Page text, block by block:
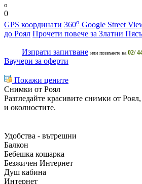
o
0
GPS координати 360o Google Street
до Роял Прочети повече за Златни
Изпрати запитване или позвънете на 02/
Ваучери за оферти
Покажи цените
Снимки от Роял
Разгледайте красивите снимки от Роял,
и околностите.
Удобства - вътрешни
Балкон
Бебешка кошарка
Безжичен Интернет
Душ кабина
Интернет